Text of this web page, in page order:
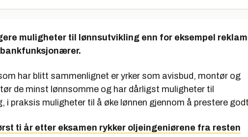
muligheter til lønnsutvikling enn for eksempel
har blitt sammenlignet er yrker som avisbud, montør og
de minst lønnsomme og har dårligst muligheter til
i praksis muligheter til å øke lønnen gjennom å prestere
ti år etter eksamen rykker oljeingeniørene fra resten